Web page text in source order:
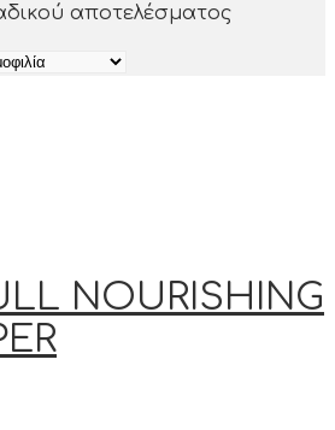
αποτελέσματος
NOURISHING